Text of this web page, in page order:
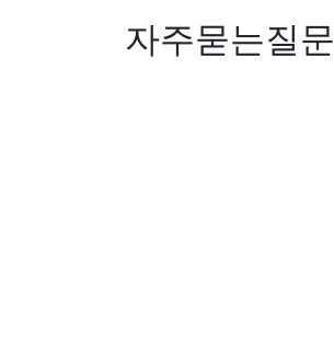
자주묻는질문